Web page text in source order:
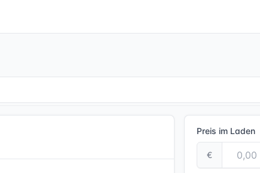
Preis im Laden
€